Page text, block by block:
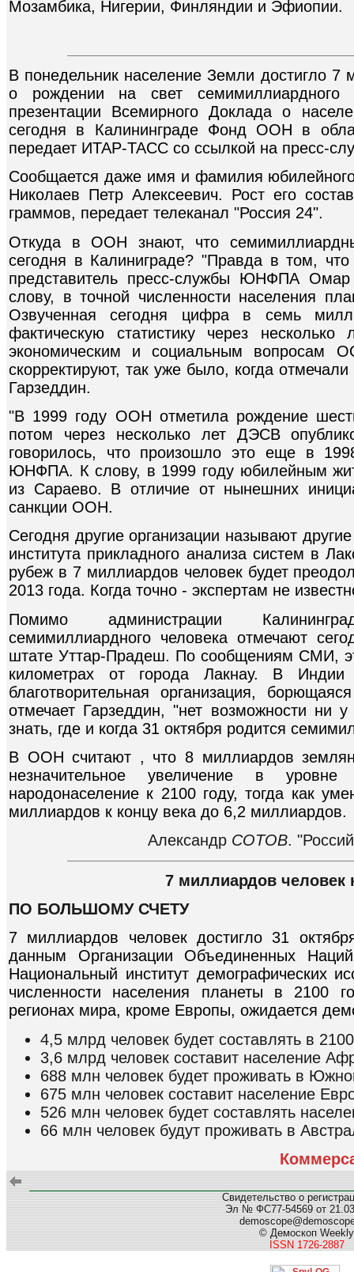
Мозамбика, Нигерии, Финляндии и Эфиопии.
В понедельник население Земли достигло
о рождении на свет семимиллиардного
презентации Всемирного Доклада о
сегодня в Калининграде Фонд ООН в
передает ИТАР-ТАСС со ссылкой на пресс-
Сообщается даже имя и фамилия
Николаев Петр Алексеевич. Рост его
граммов, передает телеканал "Россия 24".
Откуда в ООН знают, что
сегодня в Калиниграде? "Правда в том,
представитель пресс-службы ЮНФПА Омар
слову, в точной численности населения
Озвученная сегодня цифра в семь
фактическую статистику через
экономическим и социальным
скорректируют, так уже было, когда
Гарзеддин.
"В 1999 году ООН отметила рождение
потом через несколько лет ДЭСВ
говорилось, что произошло это еще в
ЮНФПА. К слову, в 1999 году юбилейным
из Сараево. В отличие от нынешних
санкции ООН.
Сегодня другие организации называют
института прикладного анализа систем в
рубеж в 7 миллиардов человек будет
2013 года. Когда точно - экспертам не
Помимо администрации
семимиллиардного человека отмечают
штате Уттар-Прадеш. По сообщениям СМИ,
километрах от города Лакнау. В Индии
благотворительная организация,
отмечает Гарзеддин, "нет возможности
знать, где и когда 31 октября родится
В ООН считают , что 8 миллиардов
незначительное увеличение в
народонаселение к 2100 году, тогда как
миллиардов к концу века до 6,2 миллиардов.
Александр СОТОВ.
7 миллиардов человек
ПО БОЛЬШОМУ СЧЕТУ
7 миллиардов человек достигло 31
данным Организации Объединенных
Национальный институт демографических
численности населения планеты в 2100
регионах мира, кроме Европы, ожидается
4,5 млрд человек будет составлять в
3,6 млрд человек составит население
688 млн человек будет проживать в
675 млн человек составит население
526 млн человек будет составлять
66 млн человек будут проживать в
Свидетельство о
Эл № ФС77-54569 от
© Демоскоп Weekly
ISSN 1726-2887